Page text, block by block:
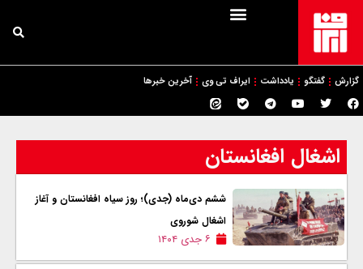
گزارش گفتگو یادداشت ایراف تی وی آخرین خبرها
اشغال افغانستان
ششم دی‌ماه (جدی)؛ روز سیاه افغانستان و آغاز
اشغال شوروی
۶ جدی ۱۴۰۴